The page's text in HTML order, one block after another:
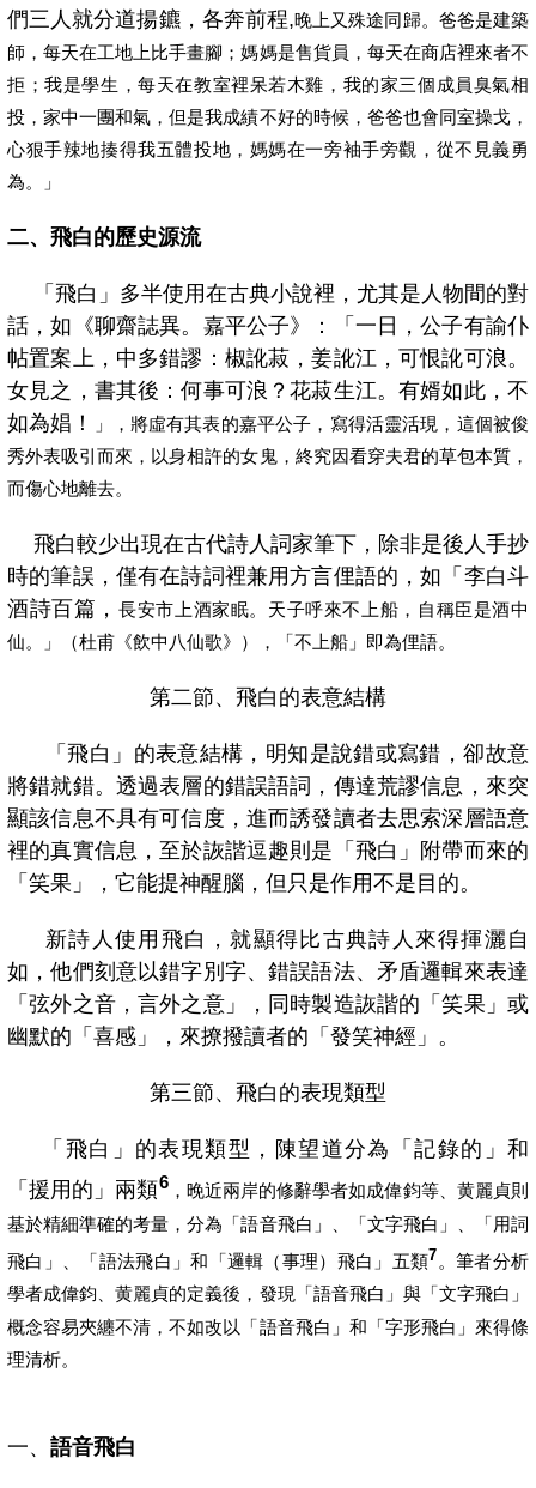
們三人就分道揚鑣，各奔前程,晚上又殊途同歸。爸爸是建築
師，每天在工地上比手畫腳；媽媽是售貨員，每天在商店裡來者不
拒；我是學生，每天在教室裡呆若木雞，我的家三個成員臭氣相
投，家中一團和氣，但是我成績不好的時候，爸爸也會同室操戈，
心狠手辣地揍得我五體投地，媽媽在一旁袖手旁觀，從不見義勇
為。」
二、飛白的歷史源流
「飛白」多半使用在古典小說裡，尤其是人物間的對
話，如《聊齋誌異。嘉平公子》：
「一日，公子有諭仆
帖置案上，中多錯謬：椒訛菽，姜訛江，可恨訛可浪。
女見之，書其後：何事可浪？花菽生江。有婿如此，不
如為娼！
」，將虛有其表的嘉平公子，寫得活靈活現，這個被俊
秀外表吸引而來，以身相許的女鬼，終究因看穿夫君的草包本質，
而傷心地離去。
飛白較少出現在古代詩人詞家筆下， 除非是後人手抄
時的筆誤，僅有在詩詞裡兼用方言俚語的，如「 李白斗
酒詩百篇，長安市上酒家眠。天子呼來不上船，自稱臣是酒中
仙。
」（杜甫《飲中八仙歌》 ），「不上船」即為俚語。
第二節、飛白的表意結構
「飛白」的表意結構，明知是說錯或寫錯，卻故意
將錯就錯。透過表層的錯誤語詞，傳達荒謬信息，來突
顯該信息不具有可信度，進而誘發讀者去思索深層語意
裡的真實信息，至於詼諧逗趣則是「飛白」附帶而來的
「笑果」，它能提神醒腦，但只是作用不是目的。
新詩人使用飛白，就顯得比古典詩人來得揮灑自
如，他們刻意以錯字別字、錯誤語法、矛盾邏輯來表達
「弦外之音，言外之意」，同時製造詼諧的「笑果」或
幽默的「喜感」，來撩撥讀者的「發笑神經」。
第三節、飛白的表現類型
「飛白」的表現類型，陳望道分為「記錄的」和
「援用的」兩類6，晚近兩岸的修辭學者如成偉鈞等、 黄麗貞則
基於精細準確的考量，分為「語音飛白」、「文字飛白」、「用詞
飛白」、「語法飛白」和「邏輯（事理）飛白」五類7 。筆者分析
學者成偉鈞、黄麗貞的定義後，發現「語音飛白」與「文字飛白」
概念容易夾纏不清，不如改以「語音飛白」和「字形飛白」來得條
理清析。
一、 語音飛白